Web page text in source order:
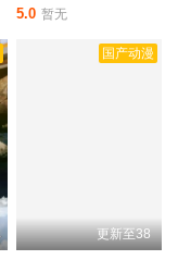
5.0 暂无
国产动漫
更新至38